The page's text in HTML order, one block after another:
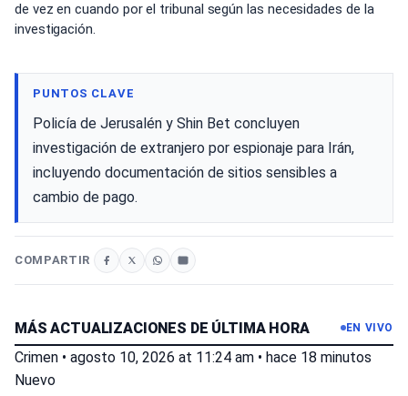
de vez en cuando por el tribunal según las necesidades de la
investigación.
PUNTOS CLAVE
Policía de Jerusalén y Shin Bet concluyen
investigación de extranjero por espionaje para Irán,
incluyendo documentación de sitios sensibles a
cambio de pago.
COMPARTIR
MÁS ACTUALIZACIONES DE ÚLTIMA HORA EN VIVO
Crimen • agosto 10, 2026 at 11:24 am • hace 18 minutos
Nuevo